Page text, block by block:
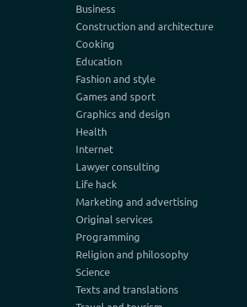
Business
Construction and architecture
Cooking
Education
Fashion and style
Games and sport
Graphics and design
Health
Internet
Lawyer consulting
Life hack
Marketing and advertising
Original services
Programming
Religion and philosophy
Science
Texts and translations